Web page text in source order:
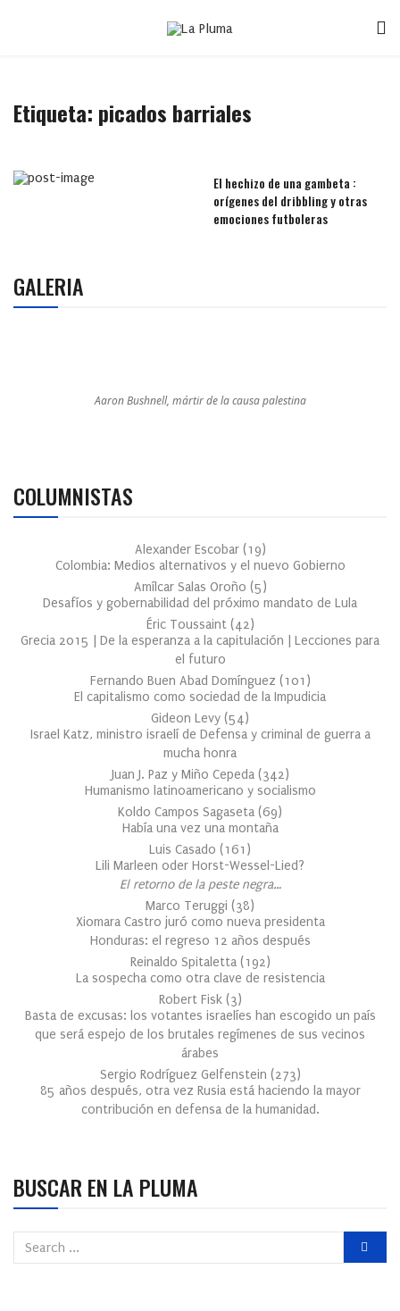
Etiqueta: picados barriales
El hechizo de una gambeta :
orígenes del dribbling y otras
emociones futboleras
GALERIA
Aaron Bushnell, mártir de la causa palestina
COLUMNISTAS
Alexander Escobar (19)
Colombia: Medios alternativos y el nuevo Gobierno
Amílcar Salas Oroño (5)
Desafíos y gobernabilidad del próximo mandato de Lula
Éric Toussaint (42)
Grecia 2015 | De la esperanza a la capitulación | Lecciones para
el futuro
Fernando Buen Abad Domínguez (101 )
El capitalismo como sociedad de la Impudicia
Gideon Levy (54)
Israel Katz, ministro israelí de Defensa y criminal de guerra a
mucha honra
Juan J. Paz y Miño Cepeda (342)
Humanismo latinoamericano y socialismo
Koldo Campos Sagaseta (69)
Había una vez una montaña
Luis Casado (161 )
Lili Marleen oder Horst-Wessel-Lied?
El retorno de la peste negra…
Marco Teruggi (38)
Xiomara Castro juró como nueva presidenta
Honduras: el regreso 12 años después
Reinaldo Spitaletta (192)
La sospecha como otra clave de resistencia
Robert Fisk (3)
Basta de excusas: los votantes israelíes han escogido un país
que será espejo de los brutales regímenes de sus vecinos
árabes
Sergio Rodríguez Gelfenstein (273)
85 años después, otra vez Rusia está haciendo la mayor
contribución en defensa de la humanidad.
BUSCAR EN LA PLUMA